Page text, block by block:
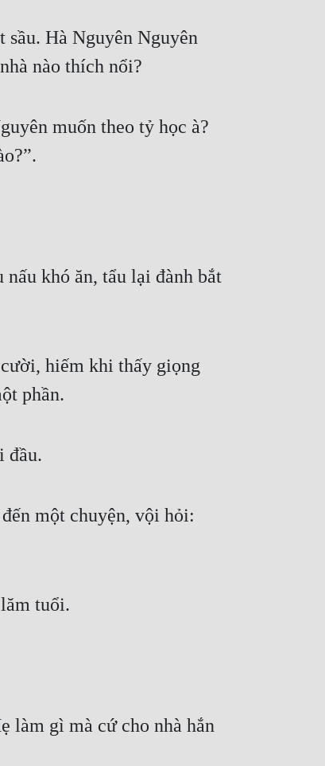
Hà Nguyên Nguyên
nào thích nổi?
muốn theo tỷ học à?
khó ăn, tẩu lại đành bắt
hiếm khi thấy giọng
phần.
đầu.
một chuyện, vội hỏi:
tuổi.
làm gì mà cứ cho nhà hắn